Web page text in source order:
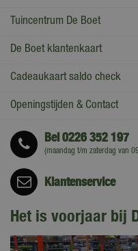
Tuincentrum De Boet
De Boet klantenkaart
Cadeaukaart saldo check
Openingstijden & Contact
Bel0226 352 197
(maandag t/m zaterdag van
Klantenservice
Het is voorjaar bij